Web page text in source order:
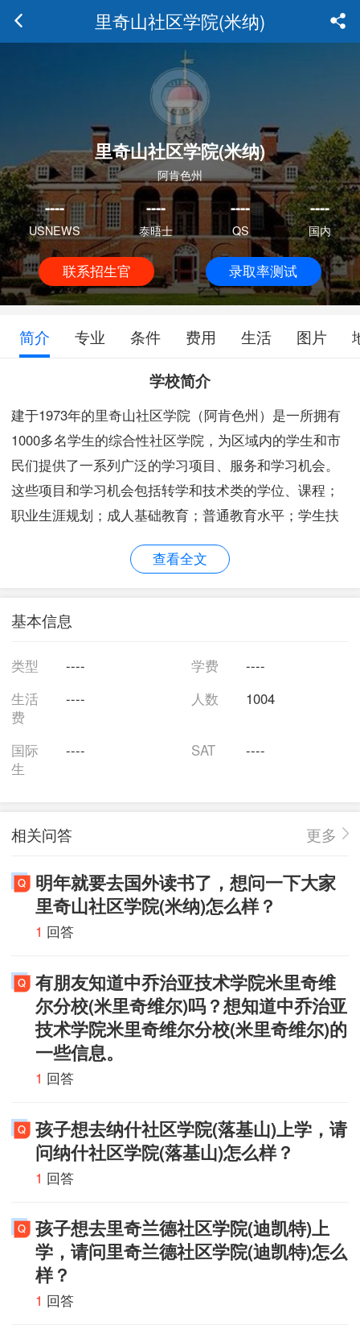
里奇山社区学院(米纳)
里奇山社区学院(米纳)
阿肯色州
----
USNEWS
----
泰晤士
----
QS
----
国内
联系招生官 录取率测试
简介 专业 条件 费用 生活 图片
学校简介
建于1973年的里奇山社区学院（阿肯色州）是一所拥有
1000多名学生的综合性社区学院，为区域内的学生和市
民们提供了一系列广泛的学习项目、服务和学习机会。
这些项目和学习机会包括转学和技术类的学位、课程；
职业生涯规划；成人基础教育；普通教育水平；学生扶
持和相关延伸项目；财政资助，包括补助金和奖学金
（联邦、州立和当地）。 除了在米纳的主校区外，里奇
久的校区。里奇山社区学院为所有沃希托河山社区的市
生活质量和生活水平。里奇山社区学院坐落于米纳的东
边，阿肯色州中部偏西的沃希托河山的一个城镇里，学
院为波尔克、…
查看全文
基本信息
类型 ---- 学费
----
生活
费
---- 人数 1004
国际
生
---- SAT ----
相关问答 更多
明年就要去国外读书了，想问一下大家
里奇山社区学院(米纳)怎么样？
1 回答
有朋友知道中乔治亚技术学院米里奇维
尔分校(米里奇维尔)吗？想知道中乔治亚
技术学院米里奇维尔分校(米里奇维尔)的
一些信息。
1 回答
孩子想去纳什社区学院(落基山)上学，请
问纳什社区学院(落基山)怎么样？
1 回答
孩子想去里奇兰德社区学院(迪凯特)上
学，请问里奇兰德社区学院(迪凯特)怎么
样？
1 回答